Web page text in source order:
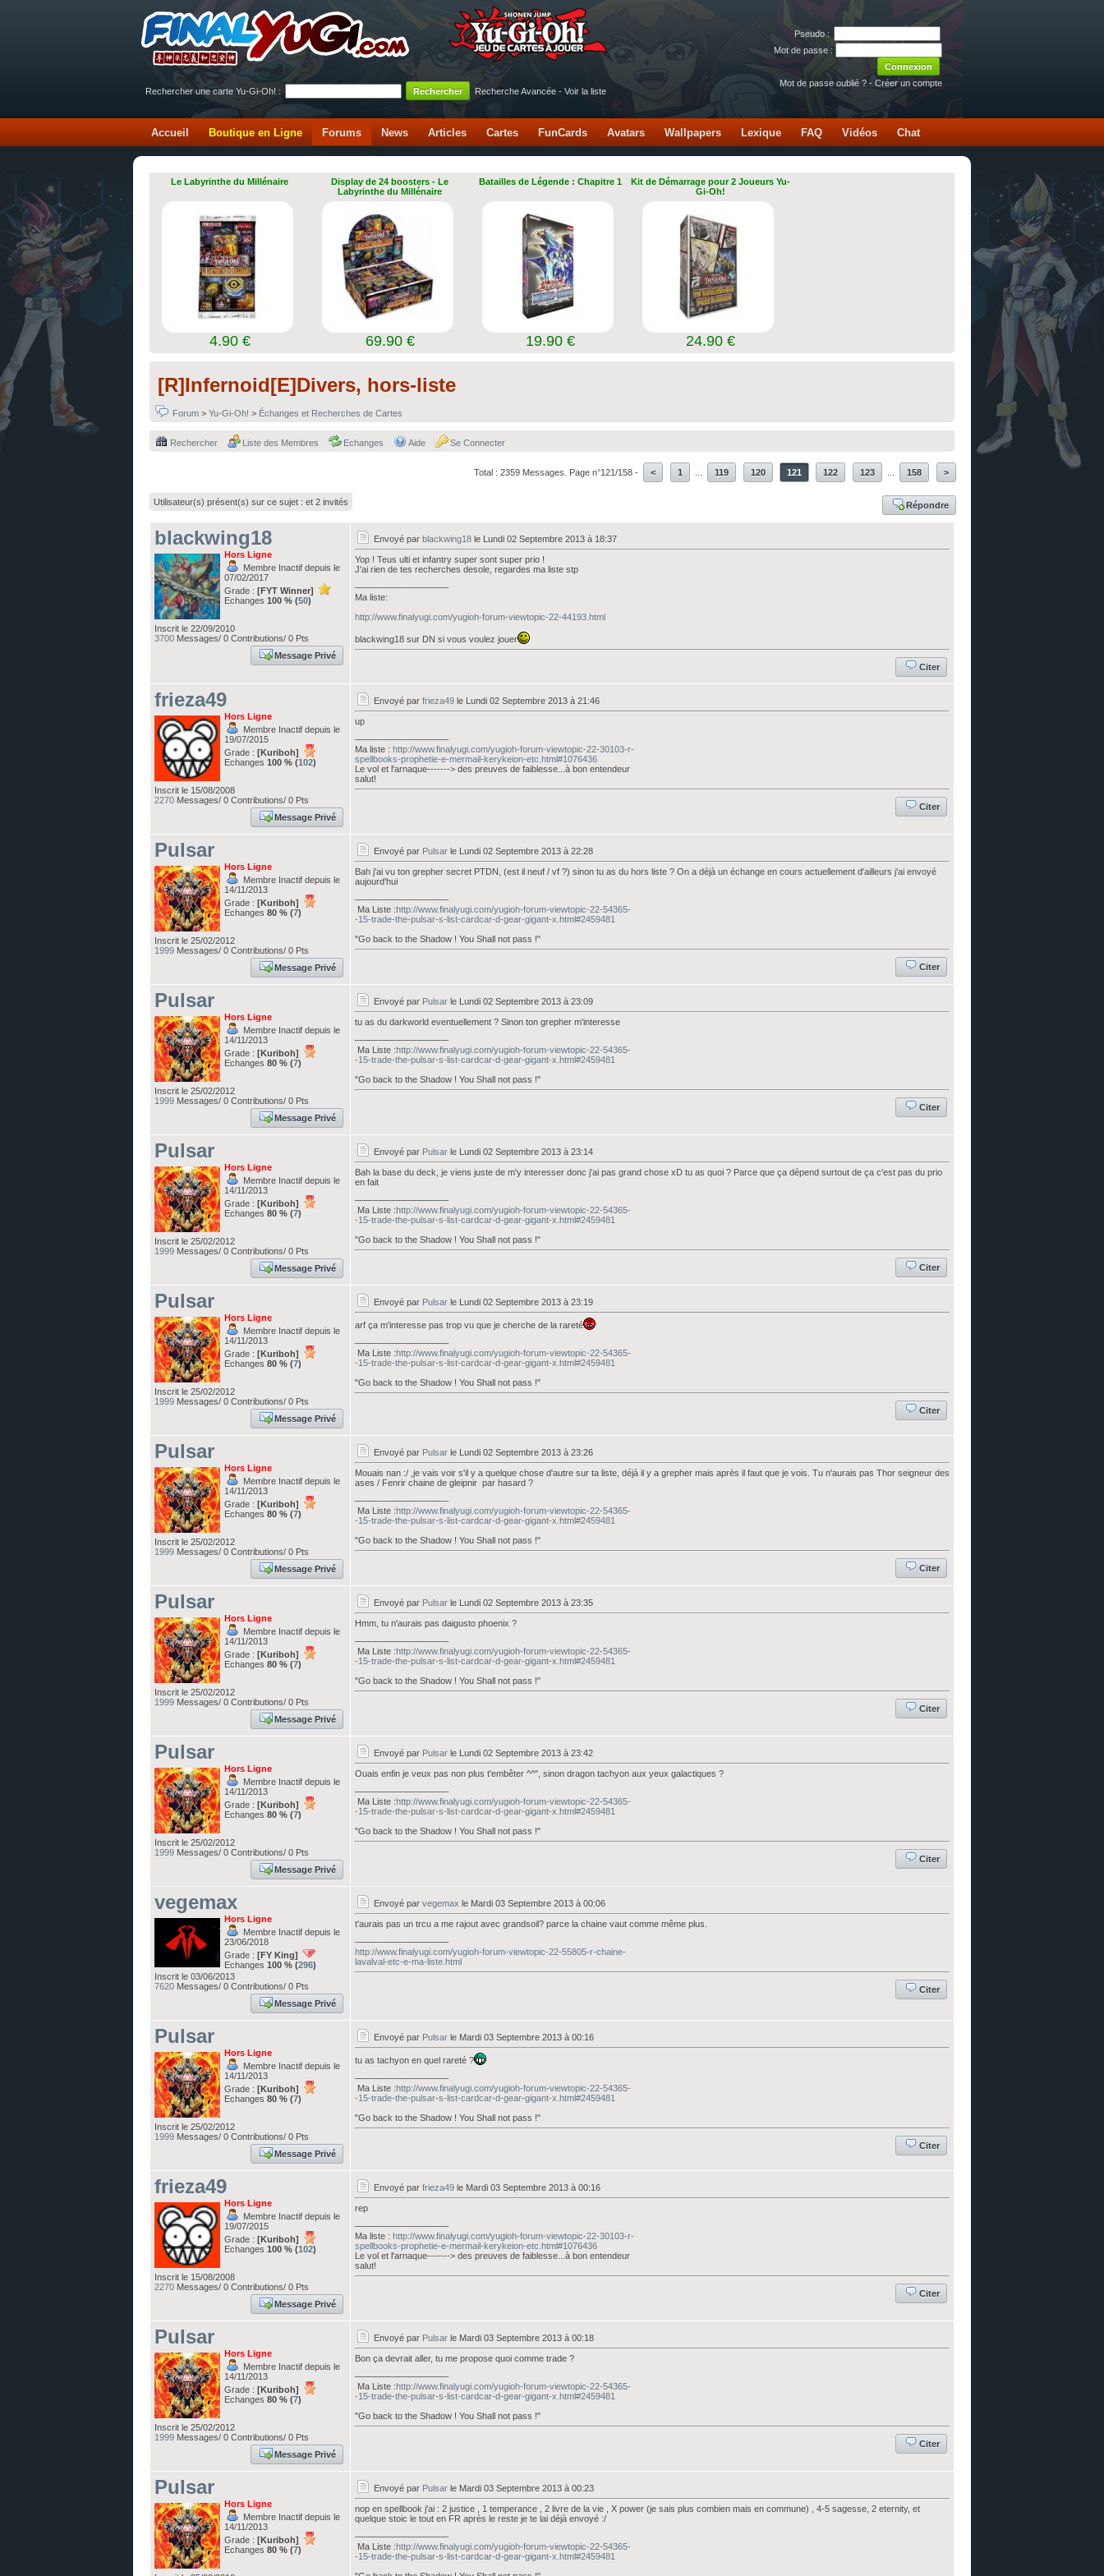
Pseudo :
Mot de passe :
Mot de passe oublié ? - Créer un compte
Rechercher une carte Yu-Gi-Oh! :
Recherche Avancée - Voir la liste
Accueil Boutique en Ligne Forums News Articles Cartes FunCards Avatars Wallpapers Lexique FAQ Vidéos Chat
Le Labyrinthe du Millénaire
4.90 €
Display de 24 boosters - Le
Labyrinthe du Millénaire
69.90 €
Batailles de Légende : Chapitre 1
19.90 €
Kit de Démarrage pour 2 Joueurs Yu-
Gi-Oh!
24.90 €
[R]Infernoid[E]Divers, hors-liste
Forum > Yu-Gi-Oh! > Échanges et Recherches de Cartes
Rechercher Liste des Membres Echanges Aide Se Connecter
Total : 2359 Messages. Page n°121/158 - < 1 119 120 121 122 123 158 >
Utilisateur(s) présent(s) sur ce sujet : et 2 invités Répondre
blackwing18
Hors Ligne
Membre Inactif depuis le
07/02/2017
Grade : [FYT Winner]
Echanges 100 % (50)
Inscrit le 22/09/2010
3700 Messages/ 0 Contributions/ 0 Pts
Message Privé
Envoyé par blackwing18 le Lundi 02 Septembre 2013 à 18:37
Yop ! Teus ulti et infantry super sont super prio !
J'ai rien de tes recherches desole, regardes ma liste stp
Ma liste:
http://www.finalyugi.com/yugioh-forum-viewtopic-22-44193.html
blackwing18 sur DN si vous voulez jouer
Citer
frieza49
Hors Ligne
Membre Inactif depuis le
19/07/2015
Grade : [Kuriboh]
Echanges 100 % (102)
Inscrit le 15/08/2008
2270 Messages/ 0 Contributions/ 0 Pts
Message Privé
Envoyé par frieza49 le Lundi 02 Septembre 2013 à 21:46
up
Ma liste : http://www.finalyugi.com/yugioh-forum-viewtopic-22-30103-r-
spellbooks-prophetie-e-mermail-kerykeion-etc.html#1076436
Le vol et l'arnaque-------> des preuves de faiblesse...à bon entendeur
salut!
Citer
Pulsar
Hors Ligne
Membre Inactif depuis le
14/11/2013
Grade : [Kuriboh]
Echanges 80 % (7)
Inscrit le 25/02/2012
1999 Messages/ 0 Contributions/ 0 Pts
Message Privé
Envoyé par Pulsar le Lundi 02 Septembre 2013 à 22:28
Bah j'ai vu ton grepher secret PTDN, (est il neuf / vf ?) sinon tu as du hors liste ? On a déjà un échange en cours actuellement d'ailleurs j'ai envoyé
aujourd'hui
Ma Liste :http://www.finalyugi.com/yugioh-forum-viewtopic-22-54365-
-15-trade-the-pulsar-s-list-cardcar-d-gear-gigant-x.html#2459481
"Go back to the Shadow ! You Shall not pass !"
Citer
Pulsar
Hors Ligne
Membre Inactif depuis le
14/11/2013
Grade : [Kuriboh]
Echanges 80 % (7)
Inscrit le 25/02/2012
1999 Messages/ 0 Contributions/ 0 Pts
Message Privé
Envoyé par Pulsar le Lundi 02 Septembre 2013 à 23:09
tu as du darkworld eventuellement ? Sinon ton grepher m'interesse
Ma Liste :http://www.finalyugi.com/yugioh-forum-viewtopic-22-54365-
-15-trade-the-pulsar-s-list-cardcar-d-gear-gigant-x.html#2459481
"Go back to the Shadow ! You Shall not pass !"
Citer
Pulsar
Hors Ligne
Membre Inactif depuis le
14/11/2013
Grade : [Kuriboh]
Echanges 80 % (7)
Inscrit le 25/02/2012
1999 Messages/ 0 Contributions/ 0 Pts
Message Privé
Envoyé par Pulsar le Lundi 02 Septembre 2013 à 23:14
Bah la base du deck, je viens juste de m'y interesser donc j'ai pas grand chose xD tu as quoi ? Parce que ça dépend surtout de ça c'est pas du prio
en fait
Ma Liste :http://www.finalyugi.com/yugioh-forum-viewtopic-22-54365-
-15-trade-the-pulsar-s-list-cardcar-d-gear-gigant-x.html#2459481
"Go back to the Shadow ! You Shall not pass !"
Citer
Pulsar
Hors Ligne
Membre Inactif depuis le
14/11/2013
Grade : [Kuriboh]
Echanges 80 % (7)
Inscrit le 25/02/2012
1999 Messages/ 0 Contributions/ 0 Pts
Message Privé
Envoyé par Pulsar le Lundi 02 Septembre 2013 à 23:19
arf ça m'interesse pas trop vu que je cherche de la rareté
Ma Liste :http://www.finalyugi.com/yugioh-forum-viewtopic-22-54365-
-15-trade-the-pulsar-s-list-cardcar-d-gear-gigant-x.html#2459481
"Go back to the Shadow ! You Shall not pass !"
Citer
Pulsar
Hors Ligne
Membre Inactif depuis le
14/11/2013
Grade : [Kuriboh]
Echanges 80 % (7)
Inscrit le 25/02/2012
1999 Messages/ 0 Contributions/ 0 Pts
Message Privé
Envoyé par Pulsar le Lundi 02 Septembre 2013 à 23:26
Mouais nan :/ ,je vais voir s'il y a quelque chose d'autre sur ta liste, déjà il y a grepher mais après il faut que je vois. Tu n'aurais pas Thor seigneur des
ases / Fenrir chaine de gleipnir par hasard ?
Ma Liste :http://www.finalyugi.com/yugioh-forum-viewtopic-22-54365-
-15-trade-the-pulsar-s-list-cardcar-d-gear-gigant-x.html#2459481
"Go back to the Shadow ! You Shall not pass !"
Citer
Pulsar
Hors Ligne
Membre Inactif depuis le
14/11/2013
Grade : [Kuriboh]
Echanges 80 % (7)
Inscrit le 25/02/2012
1999 Messages/ 0 Contributions/ 0 Pts
Message Privé
Envoyé par Pulsar le Lundi 02 Septembre 2013 à 23:35
Hmm, tu n'aurais pas daigusto phoenix ?
Ma Liste :http://www.finalyugi.com/yugioh-forum-viewtopic-22-54365-
-15-trade-the-pulsar-s-list-cardcar-d-gear-gigant-x.html#2459481
"Go back to the Shadow ! You Shall not pass !"
Citer
Pulsar
Hors Ligne
Membre Inactif depuis le
14/11/2013
Grade : [Kuriboh]
Echanges 80 % (7)
Inscrit le 25/02/2012
1999 Messages/ 0 Contributions/ 0 Pts
Message Privé
Envoyé par Pulsar le Lundi 02 Septembre 2013 à 23:42
Ouais enfin je veux pas non plus t'embêter ^^", sinon dragon tachyon aux yeux galactiques ?
Ma Liste :http://www.finalyugi.com/yugioh-forum-viewtopic-22-54365-
-15-trade-the-pulsar-s-list-cardcar-d-gear-gigant-x.html#2459481
"Go back to the Shadow ! You Shall not pass !"
Citer
vegemax
Hors Ligne
Membre Inactif depuis le
23/06/2018
Grade : [FY King]
Echanges 100 % (296)
Inscrit le 03/06/2013
7620 Messages/ 0 Contributions/ 0 Pts
Message Privé
Envoyé par vegemax le Mardi 03 Septembre 2013 à 00:06
t'aurais pas un trcu a me rajout avec grandsoil? parce la chaine vaut comme même plus.
http://www.finalyugi.com/yugioh-forum-viewtopic-22-55805-r-chaine-
lavalval-etc-e-ma-liste.html
Citer
Pulsar
Hors Ligne
Membre Inactif depuis le
14/11/2013
Grade : [Kuriboh]
Echanges 80 % (7)
Inscrit le 25/02/2012
1999 Messages/ 0 Contributions/ 0 Pts
Message Privé
Envoyé par Pulsar le Mardi 03 Septembre 2013 à 00:16
tu as tachyon en quel rareté ?
Ma Liste :http://www.finalyugi.com/yugioh-forum-viewtopic-22-54365-
-15-trade-the-pulsar-s-list-cardcar-d-gear-gigant-x.html#2459481
"Go back to the Shadow ! You Shall not pass !"
Citer
frieza49
Hors Ligne
Membre Inactif depuis le
19/07/2015
Grade : [Kuriboh]
Echanges 100 % (102)
Inscrit le 15/08/2008
2270 Messages/ 0 Contributions/ 0 Pts
Message Privé
Envoyé par frieza49 le Mardi 03 Septembre 2013 à 00:16
rep
Ma liste : http://www.finalyugi.com/yugioh-forum-viewtopic-22-30103-r-
spellbooks-prophetie-e-mermail-kerykeion-etc.html#1076436
Le vol et l'arnaque-------> des preuves de faiblesse...à bon entendeur
salut!
Citer
Pulsar
Hors Ligne
Membre Inactif depuis le
14/11/2013
Grade : [Kuriboh]
Echanges 80 % (7)
Inscrit le 25/02/2012
1999 Messages/ 0 Contributions/ 0 Pts
Message Privé
Envoyé par Pulsar le Mardi 03 Septembre 2013 à 00:18
Bon ça devrait aller, tu me propose quoi comme trade ?
Ma Liste :http://www.finalyugi.com/yugioh-forum-viewtopic-22-54365-
-15-trade-the-pulsar-s-list-cardcar-d-gear-gigant-x.html#2459481
"Go back to the Shadow ! You Shall not pass !"
Citer
Pulsar
Hors Ligne
Membre Inactif depuis le
14/11/2013
Grade : [Kuriboh]
Echanges 80 % (7)
Envoyé par Pulsar le Mardi 03 Septembre 2013 à 00:23
nop en spellbook j'ai : 2 justice , 1 temperance , 2 livre de la vie , X power (je sais plus combien mais en commune) , 4-5 sagesse, 2 eternity, et
quelque stoic le tout en FR après le reste je te lai déjà envoyé :/
Ma Liste :http://www.finalyugi.com/yugioh-forum-viewtopic-22-54365-
-15-trade-the-pulsar-s-list-cardcar-d-gear-gigant-x.html#2459481